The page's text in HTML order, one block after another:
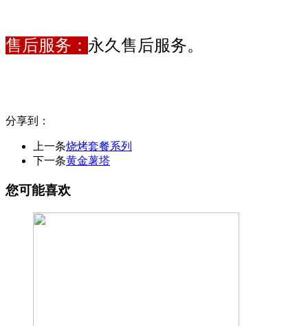
售后服务： 永久售后服务。
分享到：
上一条烧烤套餐系列
下一条黄金薯塔
您可能喜欢